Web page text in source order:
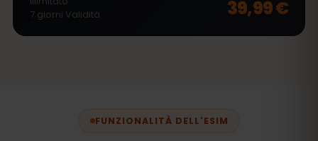
7 giorni Validità 39,99 €
FUNZIONALITÀ DELL'ESIM